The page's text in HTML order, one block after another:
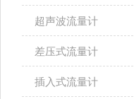
超声波流量计
差压式流量计
插入式流量计